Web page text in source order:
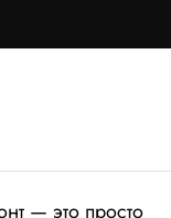
— это просто